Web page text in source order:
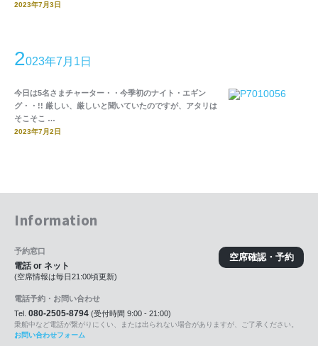
2023年7月3日
2023年7月1日
今日は5名さまチャーター・・今季初のナイト・エギン
グ・・!! 厳しい、厳しいと聞いていたのですが、アタリは
そこそこ …
2023年7月2日
Information
空席確認・予約
予約窓口
電話 or ネット
(空席情報は毎日21:00頃更新)
電話予約・お問い合わせ
Tel. 080-2505-8794 (受付時間 9:00 - 21:00)
乗船中など電話が繋がりにくい、または出られない場合がありますが、ご了承ください。
お問い合わせフォーム